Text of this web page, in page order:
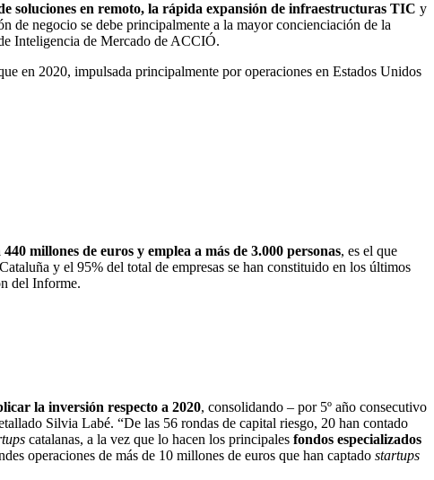
soluciones en remoto, la rápida expansión de infraestructuras TIC y
de negocio se debe principalmente a la mayor concienciación de la
Inteligencia de Mercado de ACCIÓ.
en 2020, impulsada principalmente por operaciones en Estados Unidos
millones de euros y emplea a más de 3.000 personas, es el que
y el 95% del total de empresas se han constituido en los últimos
del Informe.
la inversión respecto a 2020, consolidando – por 5º año consecutivo
Silvia Labé. “De las 56 rondas de capital riesgo, 20 han contado
catalanas, a la vez que lo hacen los principales fondos especializados
operaciones de más de 10 millones de euros que han captado startups